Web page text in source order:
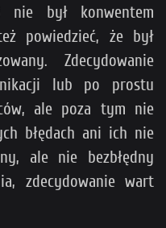
nie był konwentem
powiedzieć, że był
Zdecydowanie
lub po prostu
ale poza tym nie
błędach ani ich nie
ale nie bezbłędny
zdecydowanie wart